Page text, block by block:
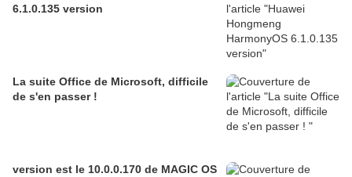
6.1.0.135 version
La suite Office de Microsoft, difficile
de s'en passer !
version est le 10.0.0.170 de MAGIC OS